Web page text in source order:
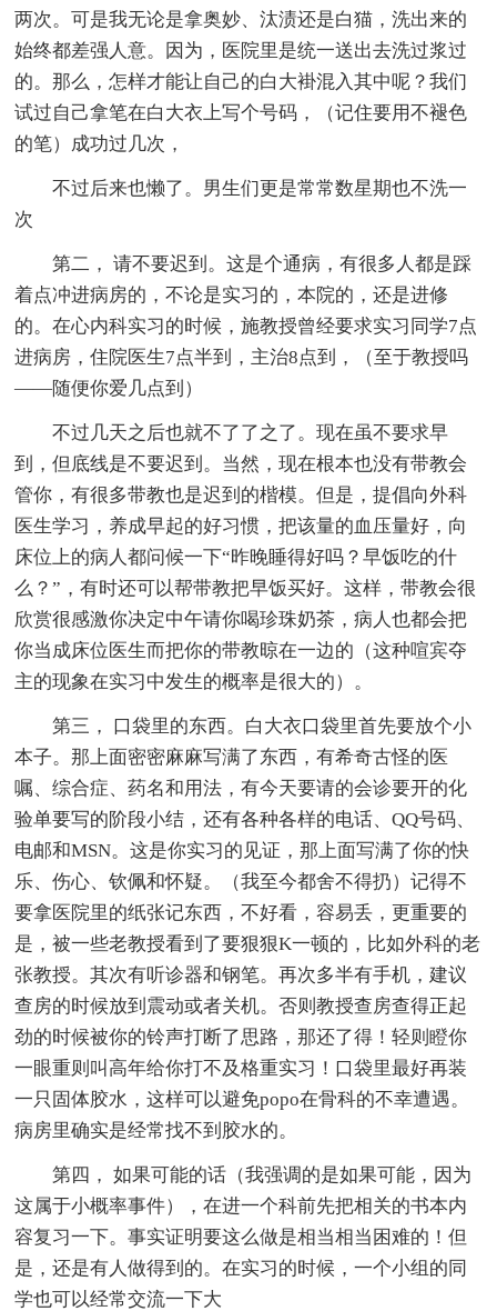
两次。可是我无论是拿奥妙、汰渍还是白猫，洗出来的
始终都差强人意。因为，医院里是统一送出去洗过浆过
的。那么，怎样才能让自己的白大褂混入其中呢？我们
试过自己拿笔在白大衣上写个号码，（记住要用不褪色
的笔）成功过几次，
不过后来也懒了。男生们更是常常数星期也不洗一
次
第二， 请不要迟到。这是个通病，有很多人都是踩
着点冲进病房的，不论是实习的，本院的，还是进修
的。在心内科实习的时候，施教授曾经要求实习同学7点
进病房，住院医生7点半到，主治8点到，（至于教授吗
——随便你爱几点到）
不过几天之后也就不了了之了。现在虽不要求早
到，但底线是不要迟到。当然，现在根本也没有带教会
管你，有很多带教也是迟到的楷模。但是，提倡向外科
医生学习，养成早起的好习惯，把该量的血压量好，向
床位上的病人都问候一下“昨晚睡得好吗？早饭吃的什
么？”，有时还可以帮带教把早饭买好。这样，带教会很
欣赏很感激你决定中午请你喝珍珠奶茶，病人也都会把
你当成床位医生而把你的带教晾在一边的（这种喧宾夺
主的现象在实习中发生的概率是很大的）。
第三， 口袋里的东西。白大衣口袋里首先要放个小
本子。那上面密密麻麻写满了东西，有希奇古怪的医
嘱、综合症、药名和用法，有今天要请的会诊要开的化
验单要写的阶段小结，还有各种各样的电话、QQ号码、
电邮和MSN。这是你实习的见证，那上面写满了你的快
乐、伤心、钦佩和怀疑。（我至今都舍不得扔）记得不
要拿医院里的纸张记东西，不好看，容易丢，更重要的
是，被一些老教授看到了要狠狠K一顿的，比如外科的老
张教授。其次有听诊器和钢笔。再次多半有手机，建议
查房的时候放到震动或者关机。否则教授查房查得正起
劲的时候被你的铃声打断了思路，那还了得！轻则瞪你
一眼重则叫高年给你打不及格重实习！口袋里最好再装
一只固体胶水，这样可以避免popo在骨科的不幸遭遇。
病房里确实是经常找不到胶水的。
第四， 如果可能的话（我强调的是如果可能，因为
这属于小概率事件），在进一个科前先把相关的书本内
容复习一下。事实证明要这么做是相当相当困难的！但
是，还是有人做得到的。在实习的时候，一个小组的同
学也可以经常交流一下大